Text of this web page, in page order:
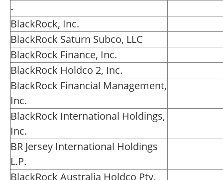
-
BlackRock, Inc.
BlackRock Saturn Subco, LLC
BlackRock Finance, Inc.
BlackRock Holdco 2, Inc.
BlackRock Financial Management,
Inc.
BlackRock International Holdings,
Inc.
BR Jersey International Holdings
L.P.
BlackRock Australia Holdco Pty.